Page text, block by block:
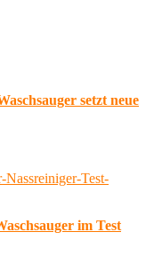
setzt neue
im Test